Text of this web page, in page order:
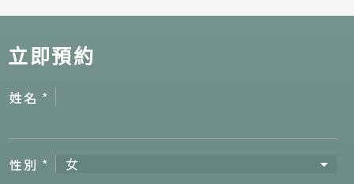
立即預約
姓名 *
性別 *